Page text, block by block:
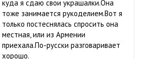
куда я сдаю свои украшалки.Она
тоже занимается рукоделием.Вот я
только постеснялась спросить она
местная, или из Армении
приехала.По-русски разговаривает
хорошо.